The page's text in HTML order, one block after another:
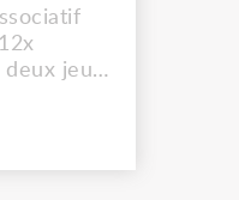
deux jeux
Selador